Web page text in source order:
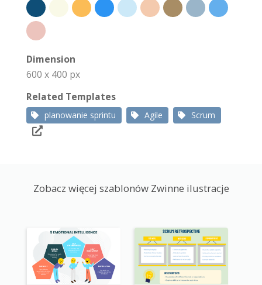
Dimension
600 x 400 px
Related Templates
planowanie sprintu Agile Scrum
Zobacz więcej szablonów Zwinne ilustracje